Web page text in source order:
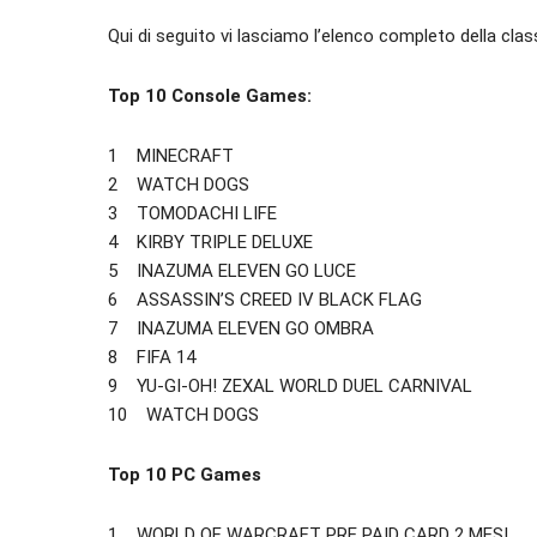
Qui di seguito vi lasciamo l’elenco completo della
Top 10 Console Games:
1 MINECRAFT
2 WATCH DOGS
3 TOMODACHI LIFE
4 KIRBY TRIPLE DELUXE
5 INAZUMA ELEVEN GO LUCE
6 ASSASSIN’S CREED IV BLACK FLAG
7 INAZUMA ELEVEN GO OMBRA
8 FIFA 14
9 YU-GI-OH! ZEXAL WORLD DUEL CARNIVAL
10 WATCH DOGS
Top 10 PC Games